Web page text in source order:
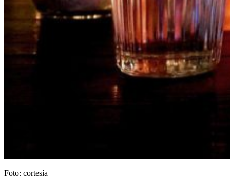
Foto: cortesía